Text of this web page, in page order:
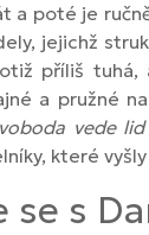
a poté je
jejichž
příliš tuhá,
a pružné
vede lid
které
se s